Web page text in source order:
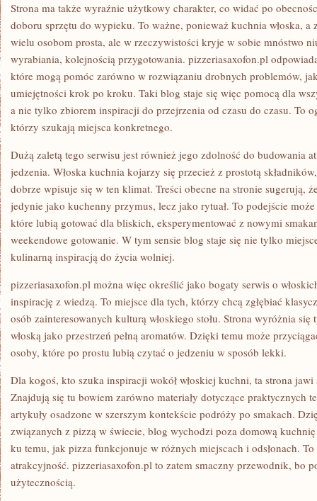
Strona ma także wyraźnie użytkowy charakter, co widać po
doboru sprzętu do wypieku. To ważne, ponieważ kuchnia włoska, a
wielu osobom prosta, ale w rzeczywistości kryje w sobie mnóstwo
wyrabiania, kolejnością przygotowania. pizzeriasaxofon.pl
które mogą pomóc zarówno w rozwiązaniu drobnych problemów,
umiejętności krok po kroku. Taki blog staje się więc pomocą dla
a nie tylko zbiorem inspiracji do przejrzenia od czasu do czasu. To
którzy szukają miejsca konkretnego.
Dużą zaletą tego serwisu jest również jego zdolność do budowania
jedzenia. Włoska kuchnia kojarzy się przecież z prostotą
dobrze wpisuje się w ten klimat. Treści obecne na stronie sugerują,
jedynie jako kuchenny przymus, lecz jako rytuał. To podejście
które lubią gotować dla bliskich, eksperymentować z nowymi
weekendowe gotowanie. W tym sensie blog staje się nie tylko
kulinarną inspiracją do życia wolniej.
pizzeriasaxofon.pl można więc określić jako bogaty serwis o
inspirację z wiedzą. To miejsce dla tych, którzy chcą zgłębiać
osób zainteresowanych kulturą włoskiego stołu. Strona wyróżnia
włoską jako przestrzeń pełną aromatów. Dzięki temu może
osoby, które po prostu lubią czytać o jedzeniu w sposób lekki.
Dla kogoś, kto szuka inspiracji wokół włoskiej kuchni, ta strona
Znajdują się tu bowiem zarówno materiały dotyczące praktycznych
artykuły osadzone w szerszym kontekście podróży po smakach.
związanych z pizzą w świecie, blog wychodzi poza domową
ku temu, jak pizza funkcjonuje w różnych miejscach i odsłonach.
atrakcyjność. pizzeriasaxofon.pl to zatem smaczny przewodnik, bo
użytecznością.